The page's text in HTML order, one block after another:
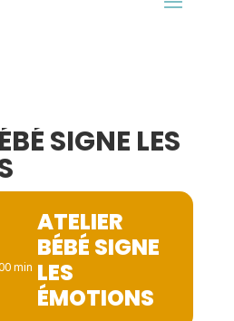
SIGNE LES
min
ATELIER
BÉBÉ SIGNE
LES
ÉMOTIONS